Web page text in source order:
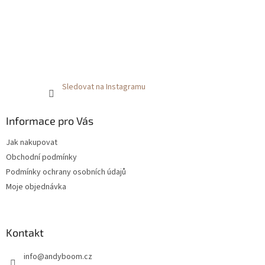
Sledovat na Instagramu
Informace pro Vás
Jak nakupovat
Obchodní podmínky
Podmínky ochrany osobních údajů
Moje objednávka
Kontakt
info@andyboom.cz